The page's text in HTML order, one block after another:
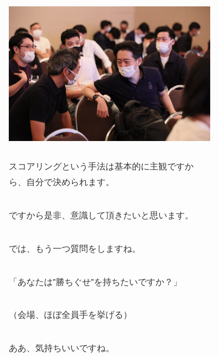
スコアリングという手法は基本的に主観ですか
ら、自分で決められます。
ですから是非、意識して頂きたいと思います。
では、もう一つ質問をしますね。
「あなたは”勝ちぐせ”を持ちたいですか？」
（会場、ほぼ全員手を挙げる）
ああ、気持ちいいですね。